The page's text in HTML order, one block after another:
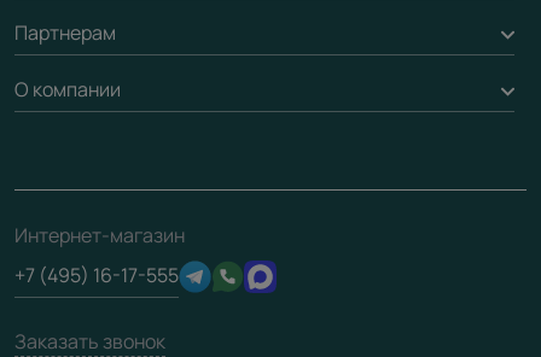
Рейки, баффели, стеллажи
Погонаж
Гарантия
Вопрос-ответ
Отзывы клиентов
Техническая информация
Юридическая информация
Вызов замерщика
Доставка
Партнерам
Дизайнерам / архитекторам
Скачать материалы
3D-модели
О компании
О фабрике
Сертификаты
Производство
Вакансии
Интернет-магазин
+7 (495) 16-17-555
Заказать звонок